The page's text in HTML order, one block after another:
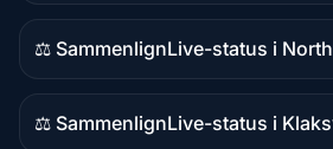
⚖️ Sammenlign
Sammenligningsinnhold
Live-status i
⚖️ Sammenlign
Sammenligningsinnhold
Live-status i